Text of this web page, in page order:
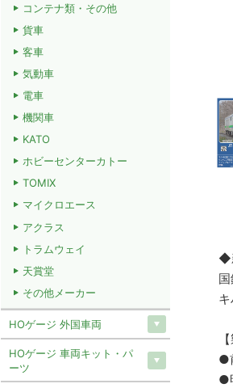
◆
●
●
コンテナ類・その他
貨車
客車
気動車
電車
機関車
KATO
ホビーセンターカトー
TOMIX
マイクロエース
アクラス
トラムウェイ
天賞堂
その他メーカー
HOゲージ 外国車両
HOゲージ 車両キット・パ
ーツ